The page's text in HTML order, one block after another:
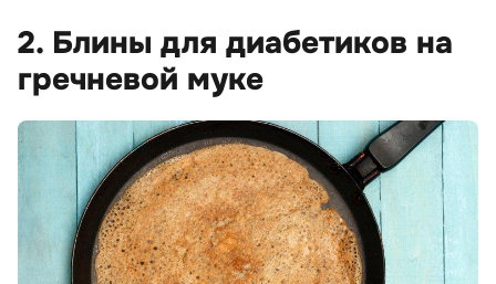
2. Блины для диабетиков на
гречневой муке